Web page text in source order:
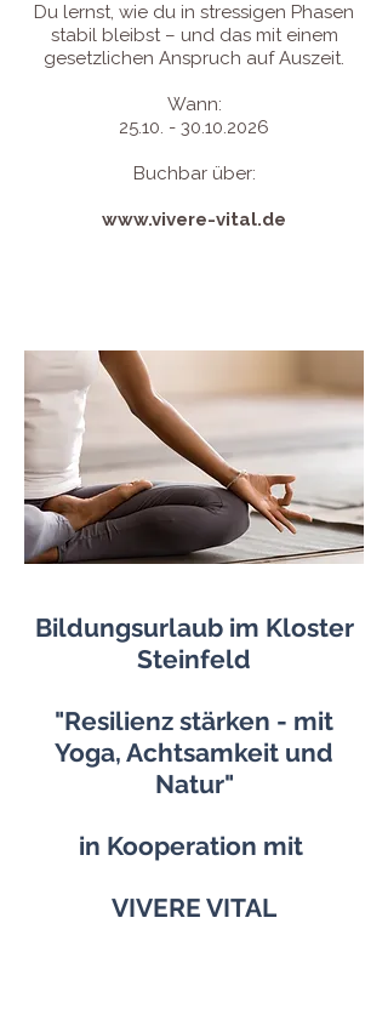
Du lernst, wie du in stressigen Phasen
stabil bleibst – und das mit einem
gesetzlichen Anspruch auf Auszeit.
Wann:
25.10. - 30.10.2026
Buchbar über:
www.vivere-vital.de
Bildungsurlaub im Kloster
Steinfeld
"Resilienz stärken - mit
Yoga, Achtsamkeit und
Natur"
in Kooperation mit
VIVERE VITAL